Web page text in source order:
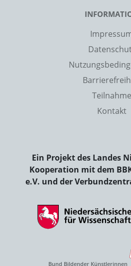
Teilnahme
Kontakt
Ein Projekt des Landes
Kooperation mit dem
e.V. und der
Bund Bildender Künstlerinnen